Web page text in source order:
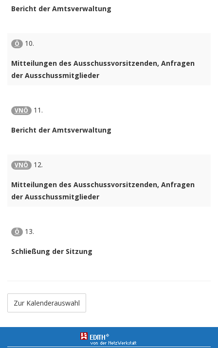
Bericht der Amtsverwaltung
Ö 10.
Mitteilungen des Ausschussvorsitzenden, Anfragen
der Ausschussmitglieder
VNÖ 11.
Bericht der Amtsverwaltung
VNÖ 12.
Mitteilungen des Ausschussvorsitzenden, Anfragen
der Ausschussmitglieder
Ö 13.
Schließung der Sitzung
Zur Kalenderauswahl